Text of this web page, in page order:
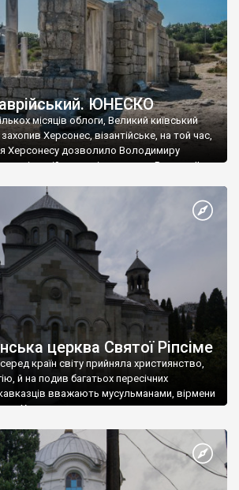
ЮНЕСКО
місяців облоги, Великий київський
Херсонес, візантійське, на той час,
Херсонесу дозволило Володимиру
візантійському імператору Василю ІІ, та
язичник, став Василем-християнином.
Русі. На честь Херсонесу Таврійського
церква Святої Ріпсіме
країн світу прийняла християнство,
й на подив багатьох пересічних
кавказців вважають мусульманами, вірмени
Христа